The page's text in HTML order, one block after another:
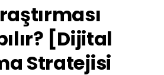
[Dijital
Stratejisi